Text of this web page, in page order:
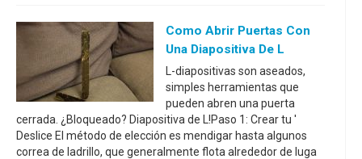
Como Abrir Puertas Con
Una Diapositiva De L
L-diapositivas son aseados,
simples herramientas que
pueden abren una puerta
cerrada. ¿Bloqueado? Diapositiva de L!Paso 1: Crear tu '
Deslice El método de elección es mendigar hasta algunos
correa de ladrillo, que generalmente flota alrededor de luga